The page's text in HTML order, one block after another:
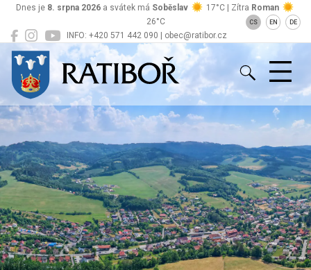
INFO: +420 571 442 090 | obec@ratibor.cz
Dnes je 8. srpna 2026 a svátek má Soběslav 17°C | Zítra Roman
26°C
CS EN DE
Ratiboř